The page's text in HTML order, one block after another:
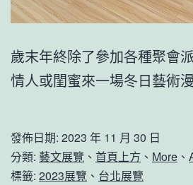
歲末年終除了參加各種聚會
情人或閨蜜來一場冬日藝術
發佈日期: 2023 年 11 月 30 日
分類: 藝文展覽 、 首頁上方 、 More 、
標籤: 2023展覽 、 台北展覽